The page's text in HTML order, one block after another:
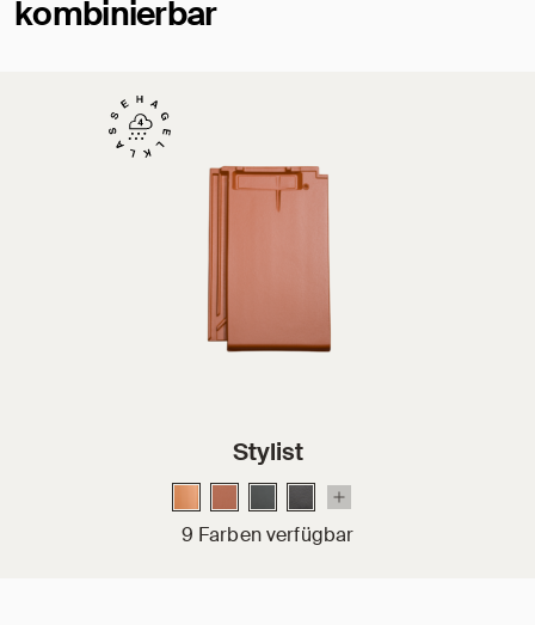
kombinierbar
Stylist
9 Farben verfügbar